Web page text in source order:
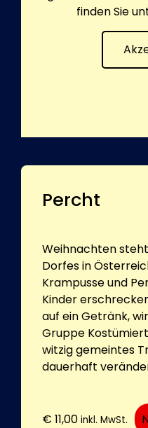
finden Sie
Percht
Weihnachten
Dorfes in
Krampusse und
Kinder
auf ein Getränk,
Gruppe
witzig gemeintes
dauerhaft
€ 11,00 inkl. MwSt.